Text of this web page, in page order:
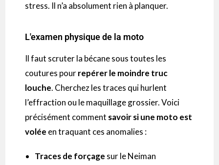
stress. Il n’a absolument rien à planquer.
L'examen physique de la moto
Il faut scruter la bécane sous toutes les
coutures pourrepérer le moindre truc
louche. Cherchez les traces qui hurlent
l’effraction ou le maquillage grossier. Voici
précisément comment savoir si une moto est
volée en traquant ces anomalies :
Traces de forçage sur le Neiman